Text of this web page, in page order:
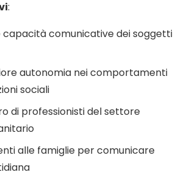
:
comunicative dei soggetti
autonomia nei comportamenti
sociali
di professionisti del settore
alle famiglie per comunicare